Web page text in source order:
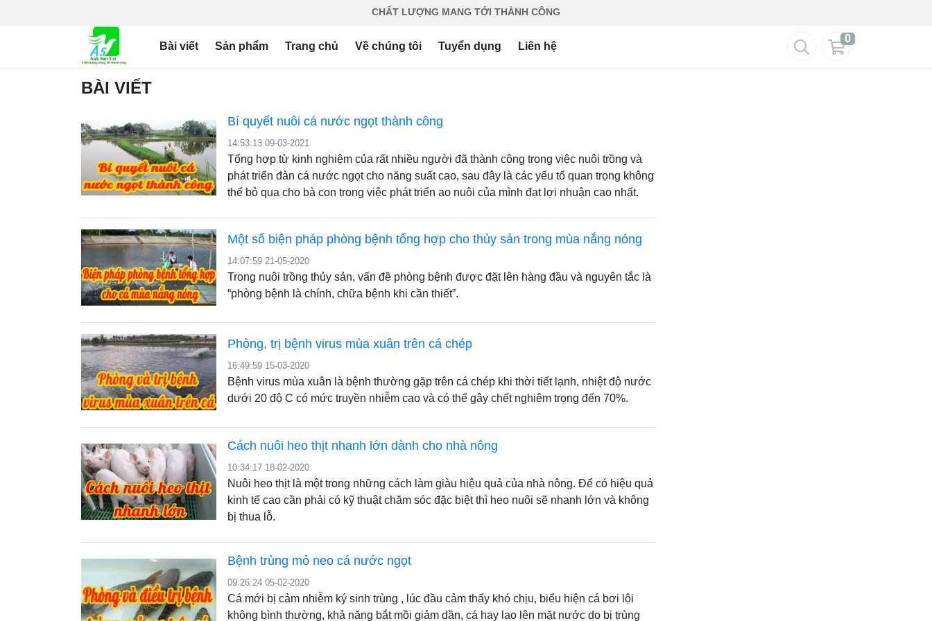
CHẤT LƯỢNG MANG TỚI THÀNH CÔNG
Bài viết Sản phẩm Trang chủ Về chúng tôi Tuyển dụng Liên hệ
0
BÀI VIẾT
Bí quyết nuôi cá nước ngọt thành công
14:53:13 09-03-2021
Tổng hợp từ kinh nghiệm của rất nhiều người đã thành công trong việc nuôi trồng và
phát triển đàn cá nước ngọt cho năng suất cao, sau đây là các yếu tố quan trọng không
thể bỏ qua cho bà con trong việc phát triển ao nuôi của mình đạt lợi nhuận cao nhất.
Một số biện pháp phòng bệnh tổng hợp cho thủy sản trong mùa nắng nóng
14:07:59 21-05-2020
Trong nuôi trồng thủy sản, vấn đề phòng bệnh được đặt lên hàng đầu và nguyên tắc là
“phòng bệnh là chính, chữa bệnh khi cần thiết”.
Phòng, trị bệnh virus mùa xuân trên cá chép
16:49:59 15-03-2020
Bệnh virus mùa xuân là bệnh thường gặp trên cá chép khi thời tiết lạnh, nhiệt độ nước
dưới 20 độ C có mức truyền nhiễm cao và có thể gây chết nghiêm trọng đến 70%.
Cách nuôi heo thịt nhanh lớn dành cho nhà nông
10:34:17 18-02-2020
Nuôi heo thịt là một trong những cách làm giàu hiệu quả của nhà nông. Để có hiệu quả
kinh tế cao cần phải có kỹ thuật chăm sóc đặc biệt thì heo nuôi sẽ nhanh lớn và không
bị thua lỗ.
Bệnh trùng mỏ neo cá nước ngọt
09:26:24 05-02-2020
Cá mới bị cảm nhiễm ký sinh trùng , lúc đầu cảm thấy khó chịu, biểu hiện cá bơi lội
không bình thường, khả năng bắt mồi giảm dần, cá hay lao lên mặt nước do bị trùng